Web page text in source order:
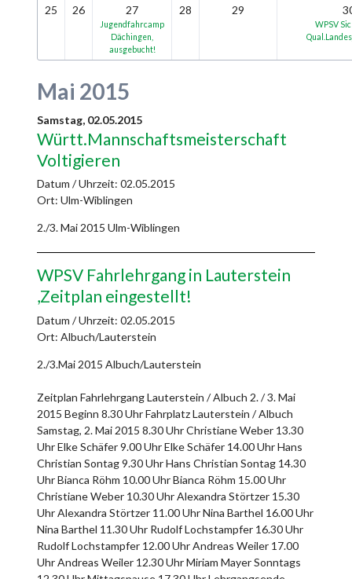
25
26 27
Jugendfahrcamp
Dächingen,
ausgebucht!
28 29
WPSV
Mai 2015
Samstag, 02.05.2015
Württ.Mannschaftsmeisterschaft
Voltigieren
Datum / Uhrzeit: 02.05.2015
Ort: Ulm-Wiblingen
2./3. Mai 2015 Ulm-Wiblingen
WPSV Fahrlehrgang in Lauterstein
,Zeitplan eingestellt!
Datum / Uhrzeit: 02.05.2015
Ort: Albuch/Lauterstein
2./3.Mai 2015 Albuch/Lauterstein
Zeitplan Fahrlehrgang Lauterstein / Albuch 2. / 3. Mai
2015 Beginn 8.30 Uhr Fahrplatz Lauterstein / Albuch
Samstag, 2. Mai 2015 8.30 Uhr Christiane Weber 13.30
Uhr Elke Schäfer 9.00 Uhr Elke Schäfer 14.00 Uhr Hans
Christian Sontag 9.30 Uhr Hans Christian Sontag 14.30
Uhr Bianca Röhm 10.00 Uhr Bianca Röhm 15.00 Uhr
Christiane Weber 10.30 Uhr Alexandra Störtzer 15.30
Uhr Alexandra Störtzer 11.00 Uhr Nina Barthel 16.00 Uhr
Nina Barthel 11.30 Uhr Rudolf Lochstampfer 16.30 Uhr
Rudolf Lochstampfer 12.00 Uhr Andreas Weiler 17.00
Uhr Andreas Weiler 12.30 Uhr Miriam Mayer Sonntags